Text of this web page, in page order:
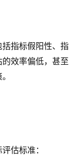
指标假阳性、指
效率偏低，甚至
估标准：